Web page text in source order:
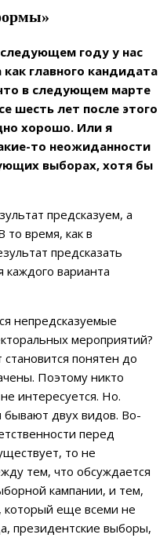
году у нас
главного кандидата
в следующем марте
шесть лет после этого
хорошо. Или я
то неожиданности
выборах, хотя бы
предсказуем, а
то время, как в
предсказать
каждого варианта
непредсказуемые
мероприятий?
становится понятен до
Поэтому никто
интересуется. Но.
бывают двух видов. Во-
перед
то не
тем, что обсуждается
кампании, и тем,
который еще всеми не
президентские выборы,